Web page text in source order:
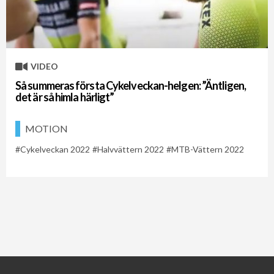
VIDEO
Så summeras första Cykelveckan-helgen: ”Äntligen,
det är så himla härligt”
MOTION
Cykelveckan 2022 Halvvättern 2022 MTB-Vättern 2022